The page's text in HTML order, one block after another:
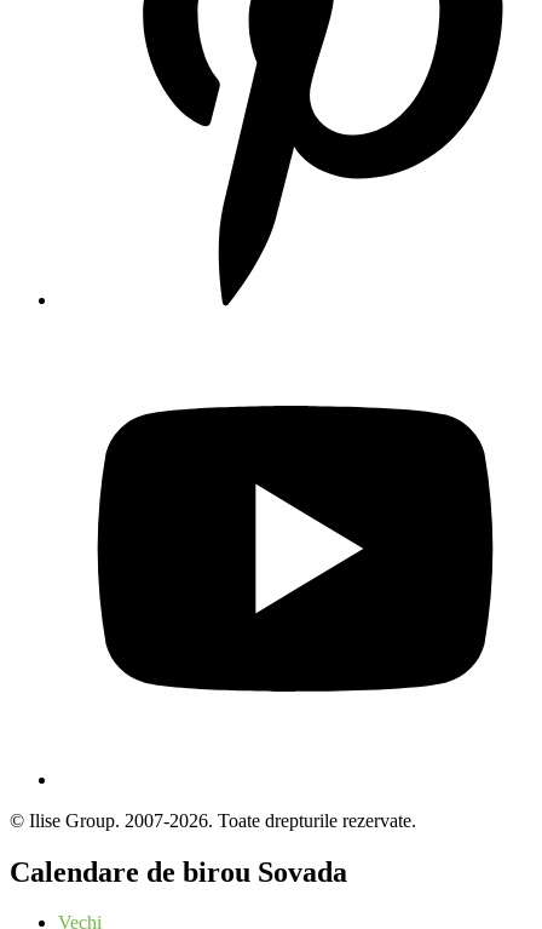
© Ilise Group. 2007-2026. Toate drepturile rezervate.
Calendare de birou Sovada
Vechi